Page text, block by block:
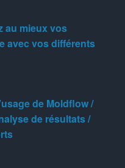
au mieux vos
avec vos différents
de Moldflow /
de résultats /